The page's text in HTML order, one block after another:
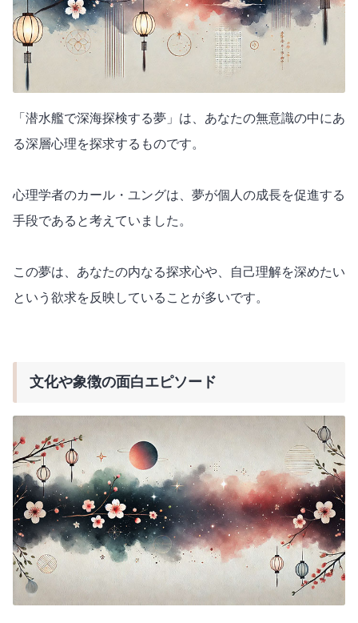
「潜水艦で深海探検する夢」は、あなたの無意識の中にあ
る深層心理を探求するものです。
心理学者のカール・ユングは、夢が個人の成長を促進する
手段であると考えていました。
この夢は、あなたの内なる探求心や、自己理解を深めたい
という欲求を反映していることが多いです。
文化や象徴の面白エピソード